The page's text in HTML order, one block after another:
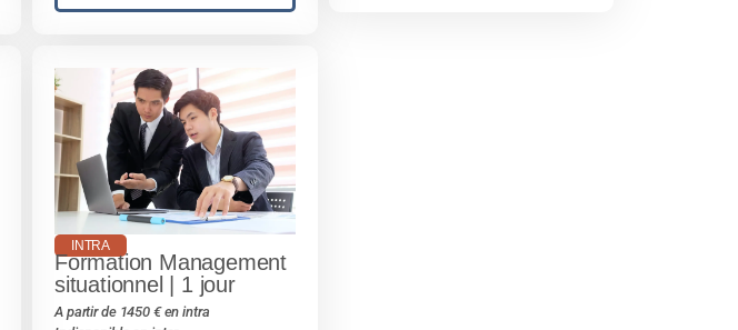
INTRA
Formation Management
situationnel | 1 jour
A partir de 1450 € en intra